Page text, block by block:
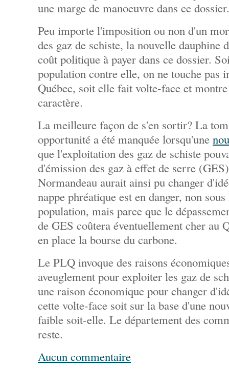
une marge de manoeuvre dans ce dossier.
Peu importe l'imposition ou non d'un
des gaz de schiste, la nouvelle dauphine
coût politique à payer dans ce dossier.
population contre elle, on ne touche pas
Québec, soit elle fait volte-face et
caractère.
La meilleure façon de s'en sortir? La
opportunité a été manquée lorsqu'une
que l'exploitation des gaz de schiste
d'émission des gaz à effet de serre
Normandeau aurait ainsi pu changer
nappe phréatique est en danger, non
population, mais parce que le
de GES coûtera éventuellement cher au
en place la bourse du carbone.
Le PLQ invoque des raisons
aveuglement pour exploiter les gaz de
une raison économique pour changer
cette volte-face soit sur la base d'une
faible soit-elle. Le département des
reste.
Aucun commentaire